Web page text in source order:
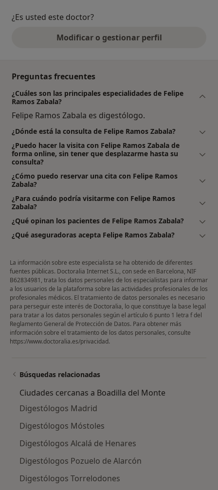
¿Es usted este doctor?
Modificar o gestionar perfil
Preguntas frecuentes
¿Cuáles son las principales especialidades de Felipe
Ramos Zabala?
Felipe Ramos Zabala es digestólogo.
¿Dónde está la consulta de Felipe Ramos Zabala?
¿Puedo hacer la visita con Felipe Ramos Zabala de
forma online, sin tener que desplazarme hasta su
consulta?
¿Cómo puedo reservar una cita con Felipe Ramos
Zabala?
¿Para cuándo podría visitarme con Felipe Ramos
Zabala?
¿Qué opinan los pacientes de Felipe Ramos Zabala?
¿Qué aseguradoras acepta Felipe Ramos Zabala?
La información sobre este especialista se ha obtenido de diferentes
fuentes públicas. Doctoralia Internet S.L., con sede en Barcelona, NIF
B62834981, trata los datos personales de los especialistas para informar
a los usuarios de la plataforma sobre las actividades profesionales de los
profesionales médicos. El tratamiento de datos personales es necesario
para perseguir este interés de Doctoralia, lo que constituye la base legal
para tratar a los datos personales según el artículo 6 punto 1 letra f del
Reglamento General de Protección de Datos. Para obtener más
información sobre el tratamiento de los datos personales, consulte
https://www.doctoralia.es/privacidad.
Búsquedas relacionadas
Ciudades cercanas a Boadilla del Monte
Digestólogos Madrid
Digestólogos Móstoles
Digestólogos Alcalá de Henares
Digestólogos Pozuelo de Alarcón
Digestólogos Torrelodones